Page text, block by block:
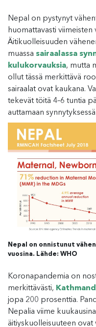
Nepal on pystynyt
huomattavasti
Äitikuolleisuuden
muassa sairaalassa
kulukorvauksia, mutta
ollut tässä merkittävä
sairaalat ovat kaukana.
tekevät töitä 4–6 tuntia
auttamaan
Nepal on onnistunut
vuosina. Lähde: WHO
Koronapandemia on
merkittävästi,
jopa 200 prosenttia.
Nepalia viime
äitiyskuolleisuuteen ovat